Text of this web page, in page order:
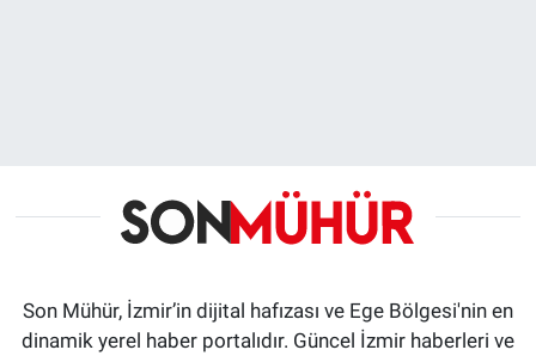
Son Mühür, İzmir’in dijital hafızası ve Ege Bölgesi'nin en
dinamik yerel haber portalıdır. Güncel İzmir haberleri ve